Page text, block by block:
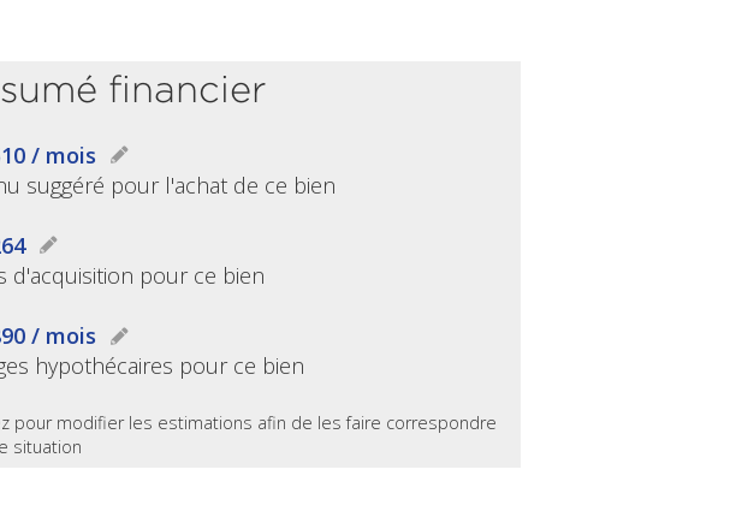
financier
/ mois
suggéré pour l'achat de ce bien
d'acquisition pour ce bien
/ mois
hypothécaires pour ce bien
pour modifier les estimations afin de les faire correspondre
situation